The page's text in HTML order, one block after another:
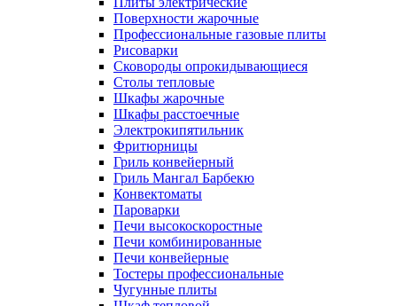
Поверхности жарочные
Профессиональные газовые плиты
Рисоварки
Сковороды опрокидывающиеся
Столы тепловые
Шкафы жарочные
Шкафы расстоечные
Электрокипятильник
Фритюрницы
Гриль конвейерный
Гриль Мангал Барбекю
Конвектоматы
Пароварки
Печи высокоскоростные
Печи комбинированные
Печи конвейерные
Тостеры профессиональные
Чугунные плиты